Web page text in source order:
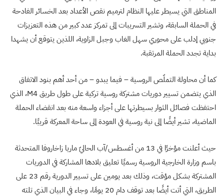
المناطق التي يسيطر عليها النظام لترميم نقص الأعداد بعد الخسائر الفادحة
في الحملة السابقة، وتشير التسريبات إلى تمركز عدد كبير من هذه التعزيزات
جنوبي إدلب على محوري سهل الغاب وجبل الزاوية، اللذين يتوقع أن يشهدا
بداية تجدد الحملة المرتقبة.
كما أن محاولة التملّص الروسية – فيما يبدو – من أحد أهم بنود الاتفاق
الذي يتضمن تسيير دوريات مشتركة روسية تركية على طول طريق M4، الذي
احتفظت فصائل الثوار بسيطرتها على أجزاء واسعة منه بعد انقضاء الحملة
الماضية، تشير أيضًا إلى نية روسية في العودة إلى ساحة المعركة قريبًا.
حيث أعلنت مؤخرًا في 13 من أغسطس/آب الحاليّ ماريا زاخاروفا المتحدثة
باسم وزارة الخارجية الروسية رسميًا تعليق بلادها المشاركة في الدوريات
المشتركة بشكل مؤقت، وذلك بعد يومين على تسيير الدورية رقم 23 على
الطريق، التي أتت أيضًا بعد توقف دام 20 يومًا، وجاء في البيان الذي تلته